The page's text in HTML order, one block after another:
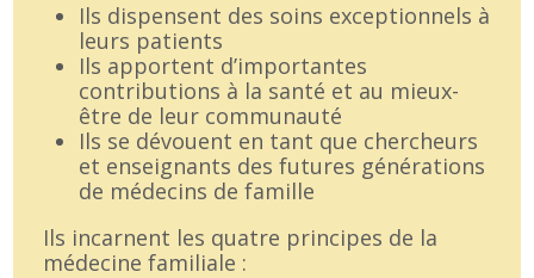
Ils dispensent des soins exceptionnels à
leurs patients
Ils apportent d’importantes
contributions à la santé et au mieux-
être de leur communauté
Ils se dévouent en tant que chercheurs
et enseignants des futures générations
de médecins de famille
Ils incarnent les quatre principes de la
médecine familiale :